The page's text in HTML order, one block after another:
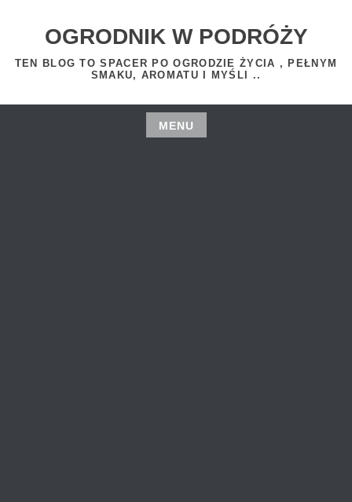
OGRODNIK W PODRÓŻY
TEN BLOG TO SPACER PO OGRODZIE ŻYCIA , PEŁNYM
SMAKU, AROMATU I MYŚLI ..
MENU